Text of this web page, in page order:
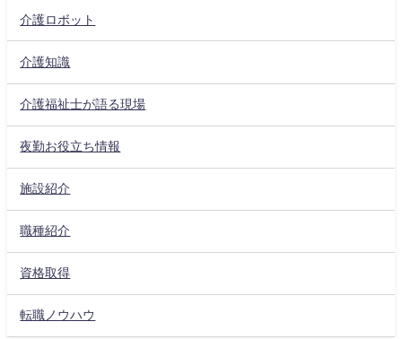
介護ロボット
介護知識
介護福祉士が語る現場
夜勤お役立ち情報
施設紹介
職種紹介
資格取得
転職ノウハウ